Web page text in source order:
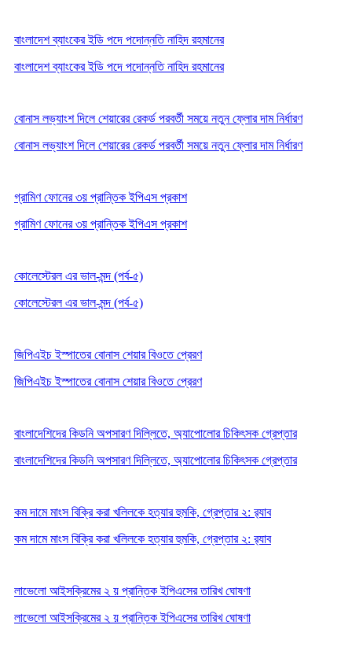
বাংলাদেশ ব্যাংকের ইডি পদে পদোন্নতি নাহিদ রহমানের
বাংলাদেশ ব্যাংকের ইডি পদে পদোন্নতি নাহিদ রহমানের
বোনাস লভ্যাংশ দিলে শেয়ারের রেকর্ড পরবর্তী সময়ে নতুন ফ্লোর দাম নির্ধারণ
বোনাস লভ্যাংশ দিলে শেয়ারের রেকর্ড পরবর্তী সময়ে নতুন ফ্লোর দাম নির্ধারণ
গ্রামিণ ফোনের ৩য় প্রান্তিক ইপিএস প্রকাশ
গ্রামিণ ফোনের ৩য় প্রান্তিক ইপিএস প্রকাশ
কোলেস্টেরল এর ভাল-মন্দ (পর্ব-৫)
কোলেস্টেরল এর ভাল-মন্দ (পর্ব-৫)
জিপিএইচ ইস্পাতের বোনাস শেয়ার বিওতে প্রেরণ
জিপিএইচ ইস্পাতের বোনাস শেয়ার বিওতে প্রেরণ
বাংলাদেশিদের কিডনি অপসারণ দিল্লিতে, অ্যাপোলোর চিকিৎসক গ্রেপ্তার
বাংলাদেশিদের কিডনি অপসারণ দিল্লিতে, অ্যাপোলোর চিকিৎসক গ্রেপ্তার
কম দামে মাংস বিক্রি করা খলিলকে হত্যার হুমকি, গ্রেপ্তার ২: র‍‍্যাব
কম দামে মাংস বিক্রি করা খলিলকে হত্যার হুমকি, গ্রেপ্তার ২: র‍‍্যাব
লাভেলো আইসক্রিমের ২ য় প্রান্তিক ইপিএসের তারিখ ঘোষণা
লাভেলো আইসক্রিমের ২ য় প্রান্তিক ইপিএসের তারিখ ঘোষণা